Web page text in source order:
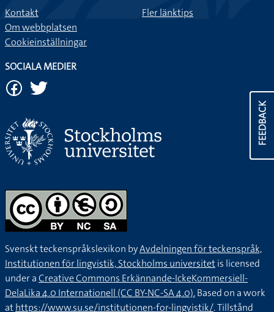
FEEDBACK
Kontakt
Om webbplatsen
Cookieinställningar
Fler länktips
SOCIALA MEDIER
Svenskt teckenspråkslexikon byAvdelningen för teckenspråk,
Institutionen för lingvistik, Stockholms universitetis licensed
under aCreative Commons Erkännande-IckeKommersiell-
DelaLika 4.0 Internationell (CC BY-NC-SA 4.0).Based on a work
athttps://www.su.se/institutionen-for-lingvistik/. Tillstånd